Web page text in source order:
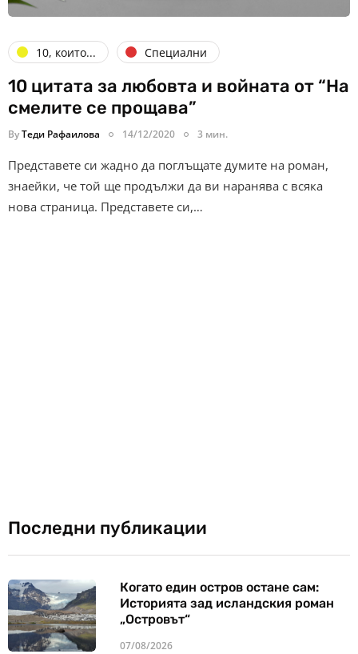
10, които... Специални
10 цитата за любовта и войната от “На
смелите се прощава”
ByТеди Рафаилова 14/12/2020 3 мин.
Представете си жадно да поглъщате думите на роман,
знаейки, че той ще продължи да ви наранява с всяка
нова страница. Представете си,…
Последни публикации
Когато един остров остане сам:
Историята зад исландския роман
„Островът“
07/08/2026